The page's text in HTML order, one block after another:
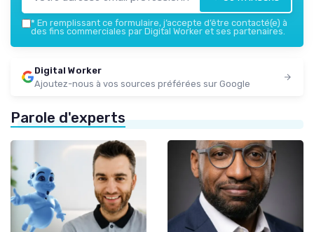
* En remplissant ce formulaire, j’accepte d’être contacté(e) à
des fins commerciales par Digital Worker et ses partenaires.
Digital Worker
Ajoutez-nous à vos sources préférées sur Google
Parole d'experts